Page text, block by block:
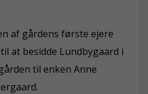
af gårdens første ejere
at besidde Lundbygaard i
til enken Anne